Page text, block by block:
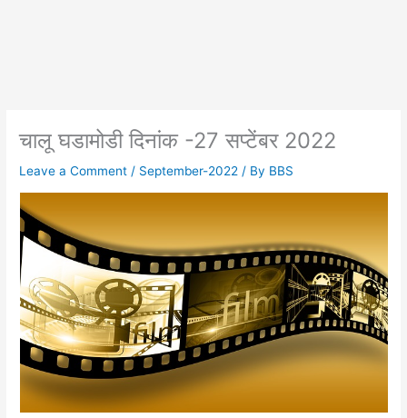
चालू घडामोडी दिनांक -27 सप्टेंबर 2022
Leave a Comment / September-2022 / By BBS